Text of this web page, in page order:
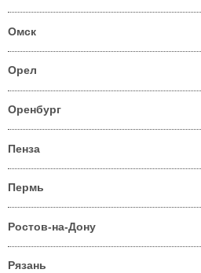
Омск
Орел
Оренбург
Пенза
Пермь
Ростов-на-Дону
Рязань